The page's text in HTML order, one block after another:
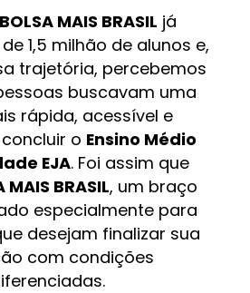
MAIS BRASIL já
1,5 milhão de alunos e,
trajetória, percebemos
buscavam uma
rápida, acessível e
o Ensino Médio
EJA. Foi assim que
MAIS BRASIL, um braço
especialmente para
desejam finalizar sua
com condições